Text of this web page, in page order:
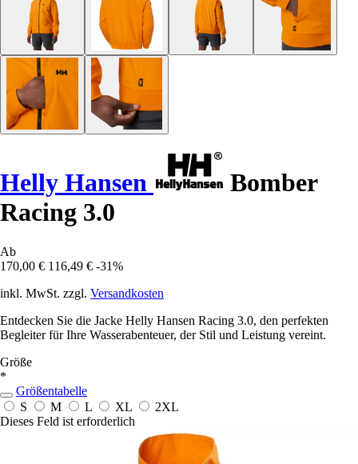
Helly Hansen
Bomber
Racing 3.0
Ab
170,00 € 116,49 € -31%
inkl. MwSt. zzgl. Versandkosten
Entdecken Sie die Jacke Helly Hansen Racing 3.0, den perfekten
Begleiter für Ihre Wasserabenteuer, der Stil und Leistung vereint.
Größe
*
Größentabelle
S
M L XL
2XL
Dieses Feld ist erforderlich